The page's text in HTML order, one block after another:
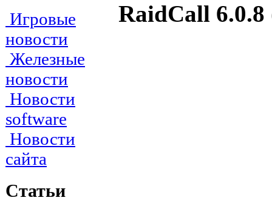
Игровые
новости
Железные
новости
Новости
software
Новости
сайта
Статьи
RaidCall